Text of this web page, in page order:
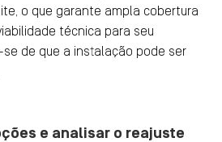
o que garante ampla cobertura
técnica para seu
de que a instalação pode ser
e analisar o reajuste